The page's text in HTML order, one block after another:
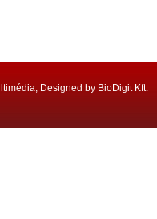
Designed by BioDigit Kft.